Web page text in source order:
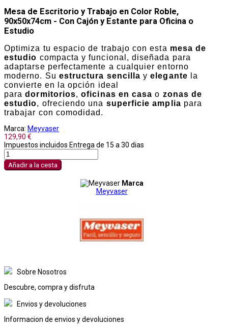
Mesa de Escritorio y Trabajo en Color Roble,
90x50x74cm - Con Cajón y Estante para Oficina o
Estudio
Optimiza tu espacio de trabajo con esta mesa de
estudio compacta y funcional, diseñada para
adaptarse perfectamente a cualquier entorno
moderno. Su estructura sencilla yelegante la
convierte en la opción ideal
paradormitorios,oficinas en casa o zonas de
estudio, ofreciendo una superficie amplia para
trabajar con comodidad.
Marca: Meyvaser
129,90 €
Impuestos incluidos Entrega de 15 a 30 dias
Añadir a la cesta
Marca
Meyvaser
Sobre Nosotros
Descubre, compra y disfruta
Envios y devoluciones
Informacion de envios y devoluciones